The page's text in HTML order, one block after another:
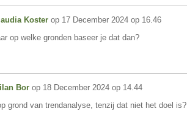
Koster op 17 December 2024 op 16.46
op welke gronden baseer je dat dan?
Bor op 18 December 2024 op 14.44
grond van trendanalyse, tenzij dat niet het doel is?